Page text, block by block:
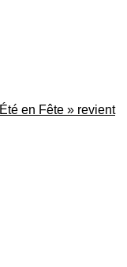
en Fête » revient